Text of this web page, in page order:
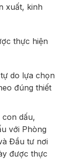
xuất, kinh
thực hiện
do lựa chọn
đúng thiết
dấu,
với Phòng
Đầu tư nơi
được thực